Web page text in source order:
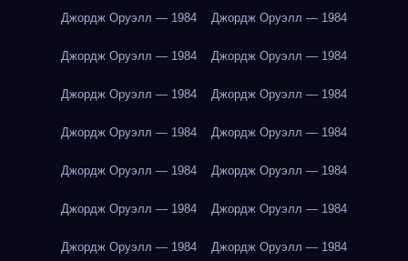
Джордж Оруэлл — 1984 Джордж Оруэлл — 1984
Джордж Оруэлл — 1984 Джордж Оруэлл — 1984
Джордж Оруэлл — 1984 Джордж Оруэлл — 1984
Джордж Оруэлл — 1984 Джордж Оруэлл — 1984
Джордж Оруэлл — 1984 Джордж Оруэлл — 1984
Джордж Оруэлл — 1984 Джордж Оруэлл — 1984
Джордж Оруэлл — 1984 Джордж Оруэлл — 1984